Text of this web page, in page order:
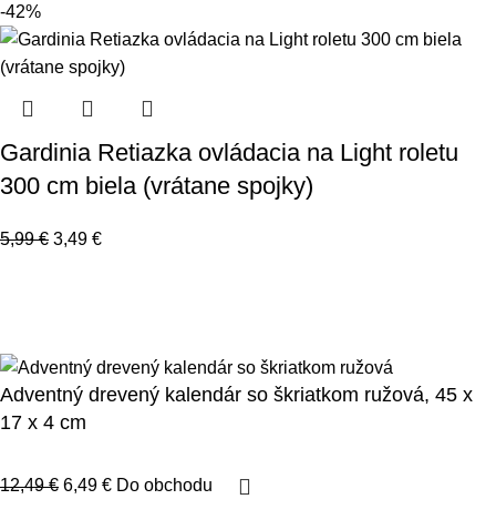
-42%
Gardinia Retiazka ovládacia na Light roletu
300 cm biela (vrátane spojky)
5,99€ 3,49 €
Adventný drevený kalendár so škriatkom ružová​, 45 x
17 x 4 cm
12,49€ 6,49 € Do obchodu